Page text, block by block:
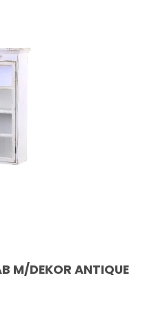
M/DEKOR ANTIQUE